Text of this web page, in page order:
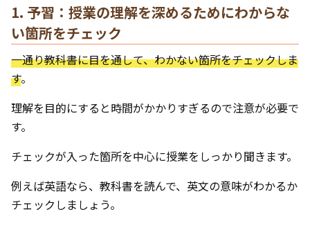
1. 予習：授業の理解を深めるためにわからな
い箇所をチェック
一通り教科書に目を通して、わかない箇所をチェックしま
す。
理解を目的にすると時間がかかりすぎるので注意が必要で
す。
チェックが入った箇所を中心に授業をしっかり聞きます。
例えば英語なら、教科書を読んで、英文の意味がわかるか
チェックしましょう。